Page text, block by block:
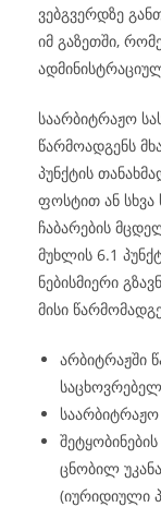
ვებგვერდზე
იმ გაზეთში,
საარბიტრაჟო
წარმოადგენს
პუნქტის
ფოსტით ან სხვა
ჩაბარების
მუხლის 6.1
ნებისმიერი
მისი
არბიტრაჟში
ცნობილ
(იურიდიული